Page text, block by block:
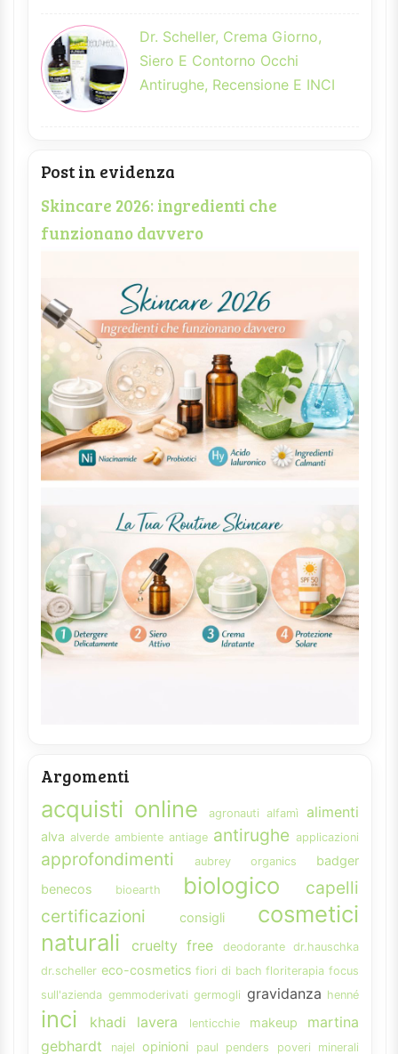
Dr. Scheller, Crema Giorno,
Siero E Contorno Occhi
Antirughe, Recensione E INCI
Post in evidenza
Skincare 2026: ingredienti che
funzionano davvero
Argomenti
acquisti online agronauti alfamì alimenti
alva alverde ambiente antiage antirughe applicazioni
approfondimenti aubrey organics
badger
benecos
bioearth biologico
capelli
certificazioni
consigli
cosmetici
naturali
cruelty free deodorante
dr.hauschka
dr.scheller eco-cosmetics fiori di bach floriterapia focus
sull'azienda gemmoderivati germogli gravidanza henné
inci khadi lavera lenticchie makeup
martina
gebhardt
najel opinioni paul penders poveri minerali